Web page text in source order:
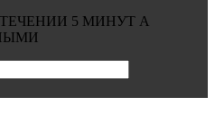
5 МИНУТ А